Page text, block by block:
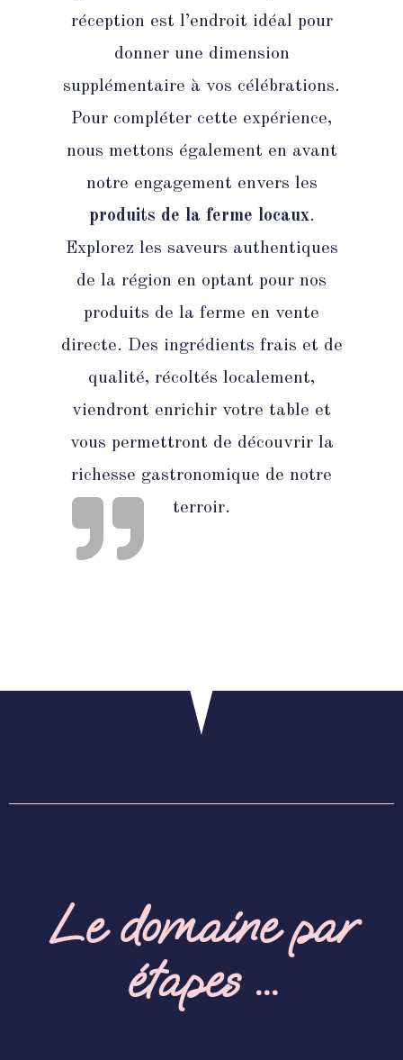
réception est l’endroit idéal pour
donner une dimension
supplémentaire à vos célébrations.
Pour compléter cette expérience,
nous mettons également en avant
notre engagement envers les
produits de la ferme locaux.
Explorez les saveurs authentiques
de la région en optant pour nos
produits de la ferme en vente
directe. Des ingrédients frais et de
qualité, récoltés localement,
viendront enrichir votre table et
vous permettront de découvrir la
richesse gastronomique de notre
terroir.
Le domaine par
étapes ...